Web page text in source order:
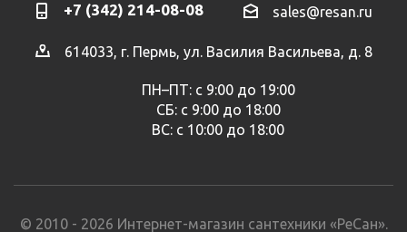
+7 (342) 214-08-08 sales@resan.ru
614033, г. Пермь, ул. Василия Васильева, д. 8
ПН–ПТ: с 9:00 до 19:00
СБ: с 9:00 до 18:00
ВС: с 10:00 до 18:00
© 2010 - 2026 Интернет-магазин сантехники «РеСан».